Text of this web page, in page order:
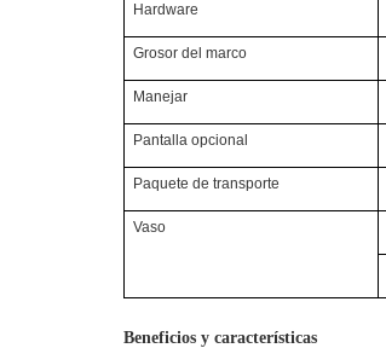
Hardware
Grosor del marco
Manejar
Pantalla opcional
Paquete de transporte
Vaso
Beneficios y características